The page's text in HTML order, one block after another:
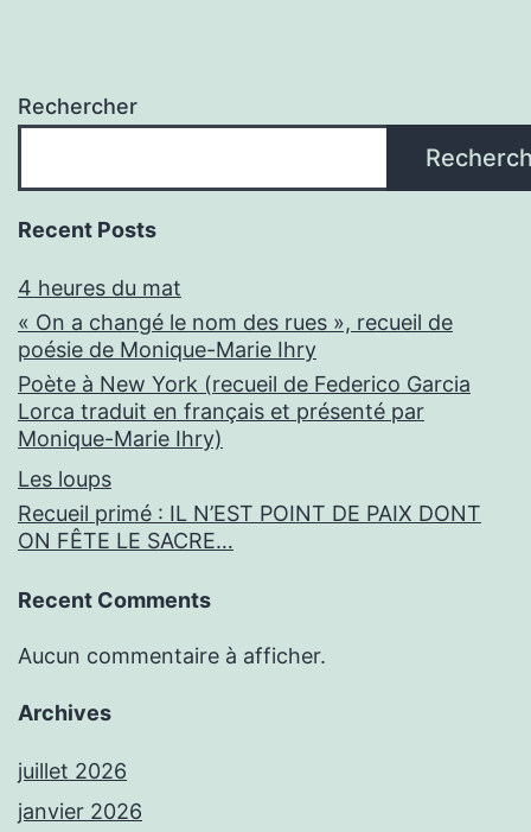
Rechercher
Recent Posts
4 heures du mat
« On a changé le nom des rues », recueil de
poésie de Monique-Marie Ihry
Poète à New York (recueil de Federico Garcia
Lorca traduit en français et présenté par
Monique-Marie Ihry)
Les loups
Recueil primé : IL N’EST POINT DE PAIX DONT
ON FÊTE LE SACRE…
Recent Comments
Aucun commentaire à afficher.
Archives
juillet 2026
janvier 2026